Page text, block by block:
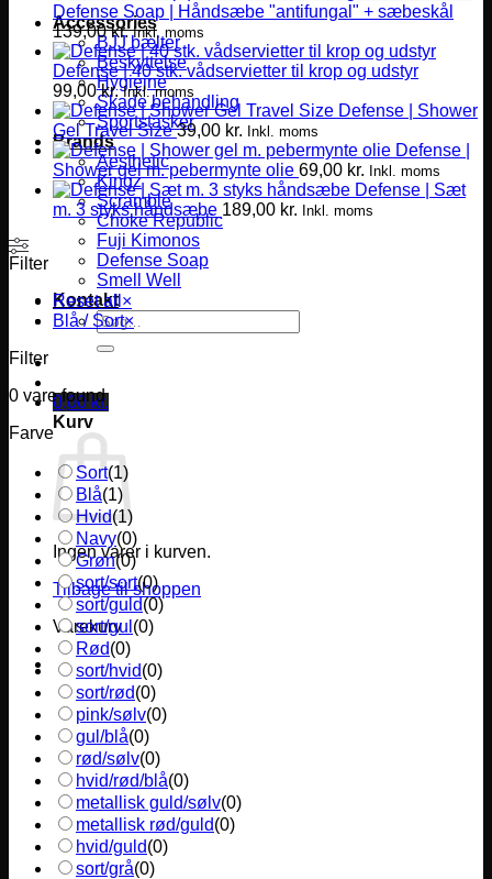
Accessories
BJJ bælter
Beskyttelse
Hygiejne
Skade behandling
Sportstasker
Brands
Aesthetic
Kingz
Scramble
Choke Republic
Fuji Kimonos
Defense Soap
Smell Well
Kontakt
Søg
efter:
0,00 kr.
Kurv
Ingen varer i kurven.
Tilbage til shoppen
Varekurv
Defense Soap | Håndsæbe "antifungal" + sæbeskål
139,00kr. Inkl. moms
Defense | 40 stk. vådservietter til krop og udstyr
99,00kr. Inkl. moms
Defense | Shower
Gel Travel Size 39,00 kr. Inkl. moms
Defense |
Shower gel m. pebermynte olie 69,00 kr. Inkl. moms
Defense | Sæt
m. 3 styks håndsæbe 189,00 kr. Inkl. moms
Filter
Reset all ×
Blå / Sort×
Filter
0 vare found
Farve
Sort(1)
Blå(1)
Hvid(1)
Navy(0)
Grøn(0)
sort/sort(0)
sort/guld(0)
sort/gul (0)
Rød(0)
sort/hvid(0)
sort/rød(0)
pink/sølv(0)
gul/blå(0)
rød/sølv(0)
hvid/rød/blå(0)
metallisk guld/sølv(0)
metallisk rød/guld(0)
hvid/guld(0)
sort/grå(0)